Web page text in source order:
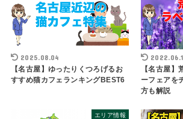
2025.08.04
【名古屋】ゆったりくつろげるお
すすめ猫カフェランキングBEST6
【名古屋】
ーフェアを
方も解説
エリア情報